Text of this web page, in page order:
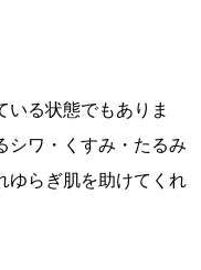
いる状態でもありま
シワ・くすみ・たるみ
ゆらぎ肌を助けてくれ